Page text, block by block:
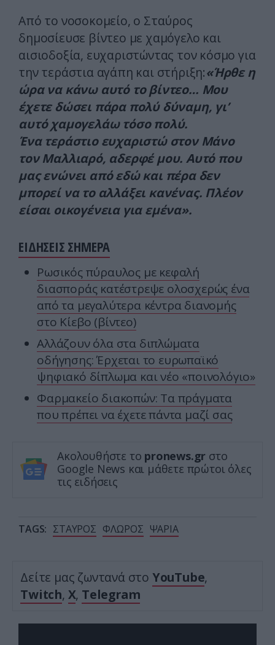
Από το νοσοκομείο, ο Σταύρος
δημοσίευσε βίντεο με χαμόγελο και
αισιοδοξία, ευχαριστώντας τον κόσμο για
την τεράστια αγάπη και στήριξη:«Ήρθε η
ώρα να κάνω αυτό το βίντεο… Μου
έχετε δώσει πάρα πολύ δύναμη, γι’
αυτό χαμογελάω τόσο πολύ.
Ένα τεράστιο ευχαριστώ στον Μάνο
τον Μαλλιαρό, αδερφέ μου. Αυτό που
μας ενώνει από εδώ και πέρα δεν
μπορεί να το αλλάξει κανένας. Πλέον
είσαι οικογένεια για εμένα».
ΕΙΔΗΣΕΙΣ ΣΗΜΕΡΑ
Ρωσικός πύραυλος με κεφαλή
διασποράς κατέστρεψε ολοσχερώς ένα
από τα μεγαλύτερα κέντρα διανομής
στο Κίεβο (βίντεο)
Αλλάζουν όλα στα διπλώματα
οδήγησης: Έρχεται το ευρωπαϊκό
ψηφιακό δίπλωμα και νέο «ποινολόγιο»
Φαρμακείο διακοπών: Τα πράγματα
που πρέπει να έχετε πάντα μαζί σας
Ακολουθήστε το pronews.gr στο
Google News και μάθετε πρώτοι όλες
τις ειδήσεις
TAGS: ΣΤΑΥΡΟΣ ΦΛΩΡΟΣ ΨΑΡΙΑ
Δείτε μας ζωντανά στο YouTube,
Twitch, X, Telegram